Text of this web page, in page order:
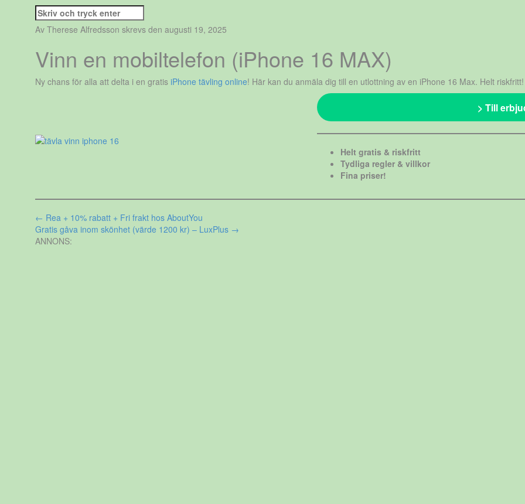
Sök
efter:
Av Therese Alfredsson skrevs den augusti 19, 2025
Vinn en mobiltelefon (iPhone 16 MAX)
Ny chans för alla att delta i en gratis iPhone tävling online! Här kan du anmäla dig till en utlottning av en iPhone 16 Max. Helt riskfritt!
> Till
Helt gratis & riskfritt
Tydliga regler & villkor
Fina priser!
Inläggsnavigering
← Rea + 10% rabatt + Fri frakt hos AboutYou
Gratis gåva inom skönhet (värde 1200 kr) – LuxPlus →
ANNONS: